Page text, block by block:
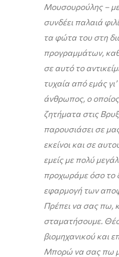
Μουσουρούλης –
συνδέει παλαιά
τα φώτα του στη
προγραμμάτων,
σε αυτό το
τυχαία από εμάς
άνθρωπος, ο οποίος
ζητήματα στις
παρουσιάσει σε
εκείνοι και σε
εμείς με πολύ
προχωράμε όσο το
εφαρμογή των
Πρέπει να σας πω,
σταματήσουμε.
βιομηχανικού και
Μπορώ να σας πω